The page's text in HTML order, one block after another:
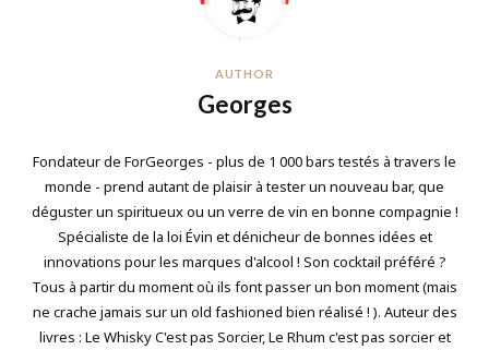
AUTHOR
Georges
Fondateur de ForGeorges - plus de 1 000 bars testés à travers le
monde - prend autant de plaisir à tester un nouveau bar, que
déguster un spiritueux ou un verre de vin en bonne compagnie !
Spécialiste de la loi Évin et dénicheur de bonnes idées et
innovations pour les marques d'alcool ! Son cocktail préféré ?
Tous à partir du moment où ils font passer un bon moment (mais
ne crache jamais sur un old fashioned bien réalisé ! ). Auteur des
livres : Le Whisky C'est pas Sorcier, Le Rhum c'est pas sorcier et